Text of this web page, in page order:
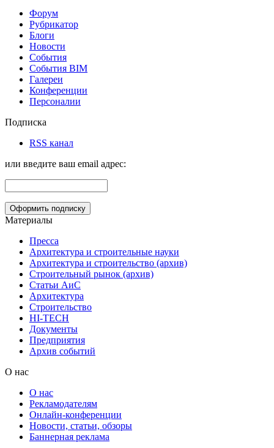
Форум
Рубрикатор
Блоги
Новости
События
События BIM
Галереи
Конференции
Персоналии
Подписка
RSS канал
или введите ваш email адрес:
Материалы
Пресса
Архитектура и строительные науки
Архитектура и строительство (архив)
Строительный рынок (архив)
Статьи АиС
Архитектура
Строительство
HI-TECH
Документы
Предприятия
Архив событий
О нас
О нас
Рекламодателям
Онлайн-конференции
Новости, статьи, обзоры
Баннерная реклама